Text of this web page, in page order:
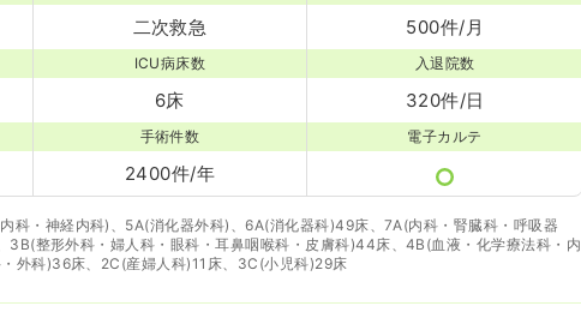
二次救急 500件/月
ICU病床数
6床
入退院数
320件/日
手術件数
2400件/年
電子カルテ
科・神経内科)、5A(消化器外科)、6A(消化器科)49床、7A(内科・腎臓科・呼吸器
整形外科・婦人科・眼科・耳鼻咽喉科・皮膚科)44床、4B(血液・化学療法科・内
外科)36床、2C(産婦人科)11床、3C(小児科)29床